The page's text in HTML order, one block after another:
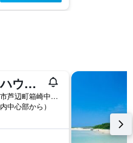
ゲストハウス和茶美
長崎県壱岐市芦辺町箱崎中山触 2375
中心部から）